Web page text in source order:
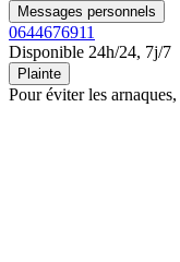
Messages personnels
0644676911
Disponible 24h/24, 7j/7
Plainte
Pour éviter les